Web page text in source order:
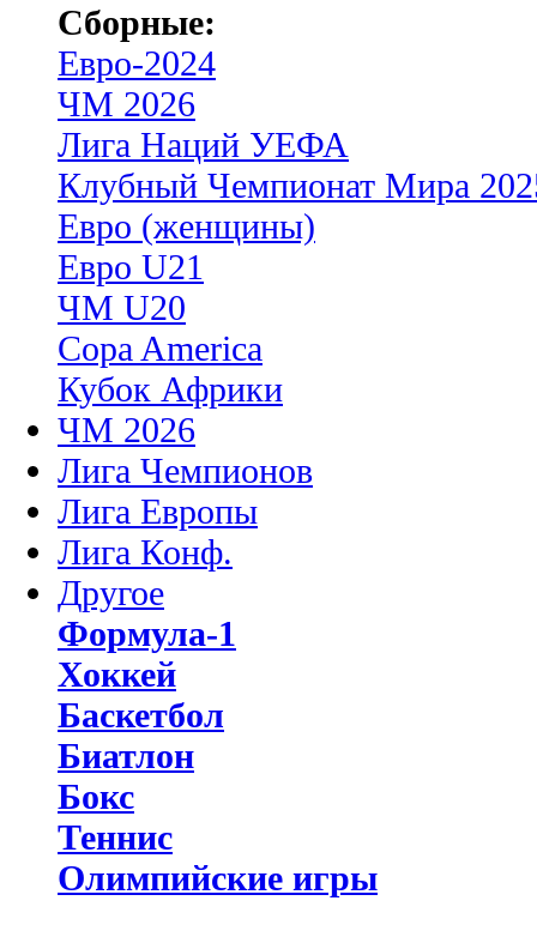
Сборные:
Евро-2024
ЧМ 2026
Лига Наций УЕФА
Клубный Чемпионат Мира
Евро (женщины)
Евро U21
ЧМ U20
Copa America
Кубок Африки
ЧМ 2026
Лига Чемпионов
Лига Европы
Лига Конф.
Другое
Формула-1
Хоккей
Баскетбол
Биатлон
Бокс
Теннис
Олимпийские игры